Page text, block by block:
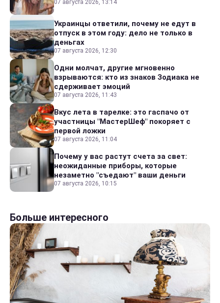
07 августа 2026, 13:14
Украинцы ответили, почему не едут в
отпуск в этом году: дело не только в
деньгах
07 августа 2026, 12:30
Одни молчат, другие мгновенно
взрываются: кто из знаков Зодиака не
сдерживает эмоций
07 августа 2026, 11:43
Вкус лета в тарелке: это гаспачо от
участницы "МастерШеф" покоряет с
первой ложки
07 августа 2026, 11:04
Почему у вас растут счета за свет:
неожиданные приборы, которые
незаметно "съедают" ваши деньги
07 августа 2026, 10:15
Больше интересного